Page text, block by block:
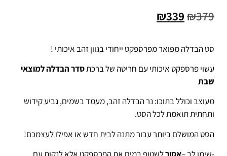
₪379
₪339
סט הבדלה מפואר מפרספקט ייחודי בגוון זהב איכותי !
עשוי פרספקט איכותי עם חריטה של ברכתסדר הבדלה למוצאי
שבת
מעוצב וכולל בתוכו: נר הבדלה זהב, מעמד בשמים, גביע קידוש
ותחתית תואמת לכל הסט.
הסט המושלם ביותר עבור מתנה לבית חדש או אפילו לעצמכם!